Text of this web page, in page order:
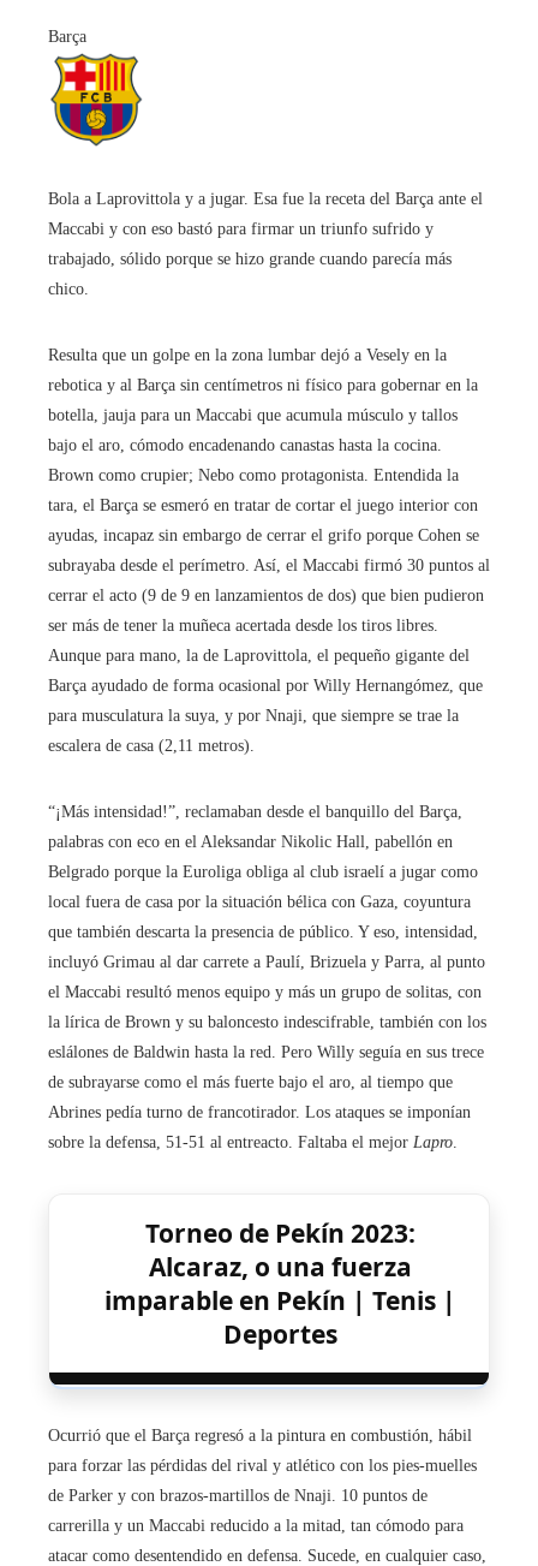
Barça
Bola a Laprovittola y a jugar. Esa fue la receta del Barça ante el
Maccabi y con eso bastó para firmar un triunfo sufrido y
trabajado, sólido porque se hizo grande cuando parecía más
chico.
Resulta que un golpe en la zona lumbar dejó a Vesely en la
rebotica y al Barça sin centímetros ni físico para gobernar en la
botella, jauja para un Maccabi que acumula músculo y tallos
bajo el aro, cómodo encadenando canastas hasta la cocina.
Brown como crupier; Nebo como protagonista. Entendida la
tara, el Barça se esmeró en tratar de cortar el juego interior con
ayudas, incapaz sin embargo de cerrar el grifo porque Cohen se
subrayaba desde el perímetro. Así, el Maccabi firmó 30 puntos al
cerrar el acto (9 de 9 en lanzamientos de dos) que bien pudieron
ser más de tener la muñeca acertada desde los tiros libres.
Aunque para mano, la de Laprovittola, el pequeño gigante del
Barça ayudado de forma ocasional por Willy Hernangómez, que
para musculatura la suya, y por Nnaji, que siempre se trae la
escalera de casa (2,11 metros).
“¡Más intensidad!”, reclamaban desde el banquillo del Barça,
palabras con eco en el Aleksandar Nikolic Hall, pabellón en
Belgrado porque la Euroliga obliga al club israelí a jugar como
local fuera de casa por la situación bélica con Gaza, coyuntura
que también descarta la presencia de público. Y eso, intensidad,
incluyó Grimau al dar carrete a Paulí, Brizuela y Parra, al punto
el Maccabi resultó menos equipo y más un grupo de solitas, con
la lírica de Brown y su baloncesto indescifrable, también con los
eslálones de Baldwin hasta la red. Pero Willy seguía en sus trece
de subrayarse como el más fuerte bajo el aro, al tiempo que
Abrines pedía turno de francotirador. Los ataques se imponían
sobre la defensa, 51-51 al entreacto. Faltaba el mejor Lapro.
Torneo de Pekín 2023:
Alcaraz, o una fuerza
imparable en Pekín | Tenis |
Deportes
Ocurrió que el Barça regresó a la pintura en combustión, hábil
para forzar las pérdidas del rival y atlético con los pies-muelles
de Parker y con brazos-martillos de Nnaji. 10 puntos de
carrerilla y un Maccabi reducido a la mitad, tan cómodo para
atacar como desentendido en defensa. Sucede, en cualquier caso,